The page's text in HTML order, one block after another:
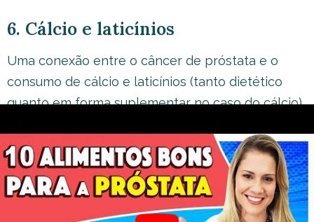
6. Cálcio e laticínios
Uma conexão entre o câncer de próstata e o
consumo de cálcio e laticínios (tanto dietético
quanto em forma suplementar no caso do cálcio)
Em uma grande pesquisa que envolveu 142.251
homens, foi verificado que o cálcio presente em
alimentos lácteos (mas não em outros alimentos)